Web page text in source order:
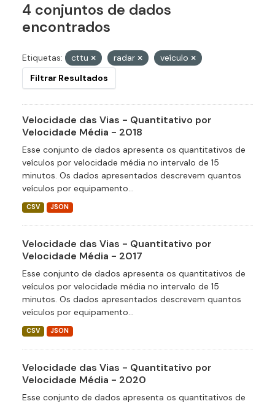
4 conjuntos de dados
encontrados
Etiquetas: cttu radar
veículo
Filtrar Resultados
Velocidade das Vias - Quantitativo por
Velocidade Média - 2018
Esse conjunto de dados apresenta os quantitativos de
veículos por velocidade média no intervalo de 15
minutos. Os dados apresentados descrevem quantos
veículos por equipamento...
CSV JSON
Velocidade das Vias - Quantitativo por
Velocidade Média - 2017
Esse conjunto de dados apresenta os quantitativos de
veículos por velocidade média no intervalo de 15
minutos. Os dados apresentados descrevem quantos
veículos por equipamento...
CSV JSON
Velocidade das Vias - Quantitativo por
Velocidade Média - 2020
Esse conjunto de dados apresenta os quantitativos de